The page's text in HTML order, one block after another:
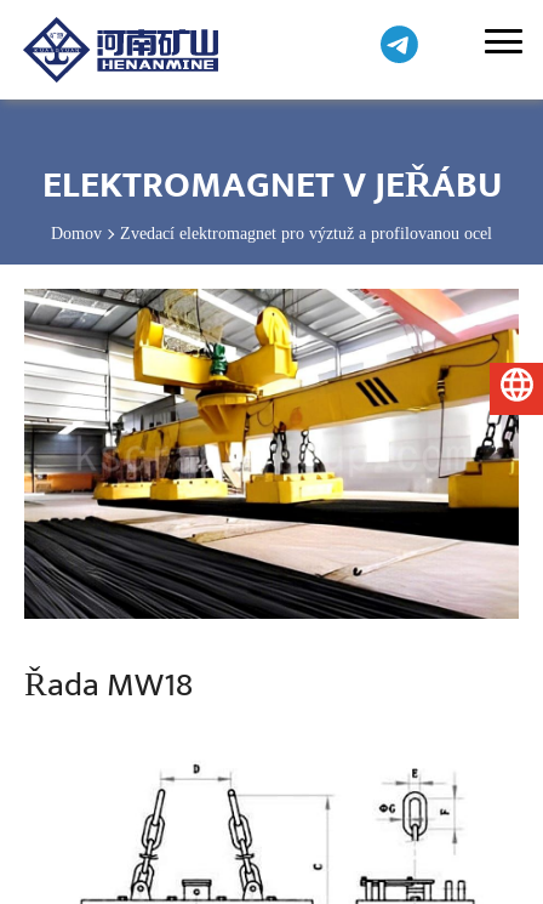
ELEKTROMAGNET V JEŘÁBU
Domov Zvedací elektromagnet pro výztuž a profilovanou ocel
Řada MW18
Čeština